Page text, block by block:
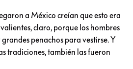
a México creían que esto era
claro, porque los hombres
penachos para vestirse. Y
tradiciones, también las fueron